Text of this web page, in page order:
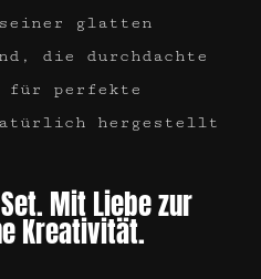
glatten
die durchdachte
für perfekte
hergestellt
Mit Liebe zur
Kreativität.